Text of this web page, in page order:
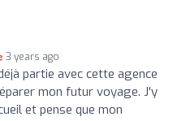
3 years ago
partie avec cette agence
mon futur voyage. J'y
et pense que mon